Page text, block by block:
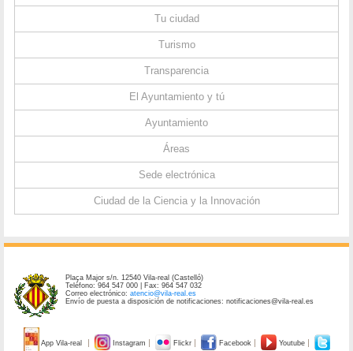
Tu ciudad
Turismo
Transparencia
El Ayuntamiento y tú
Ayuntamiento
Áreas
Sede electrónica
Ciudad de la Ciencia y la Innovación
Plaça Major s/n. 12540 Vila-real (Castelló)
Teléfono: 964 547 000 | Fax: 964 547 032
Correo electrónico:atencio@vila-real.es
Envío de puesta a disposición de notificaciones: notificaciones@vila-real.es
App Vila-real Instagram Flickr Facebook Youtube